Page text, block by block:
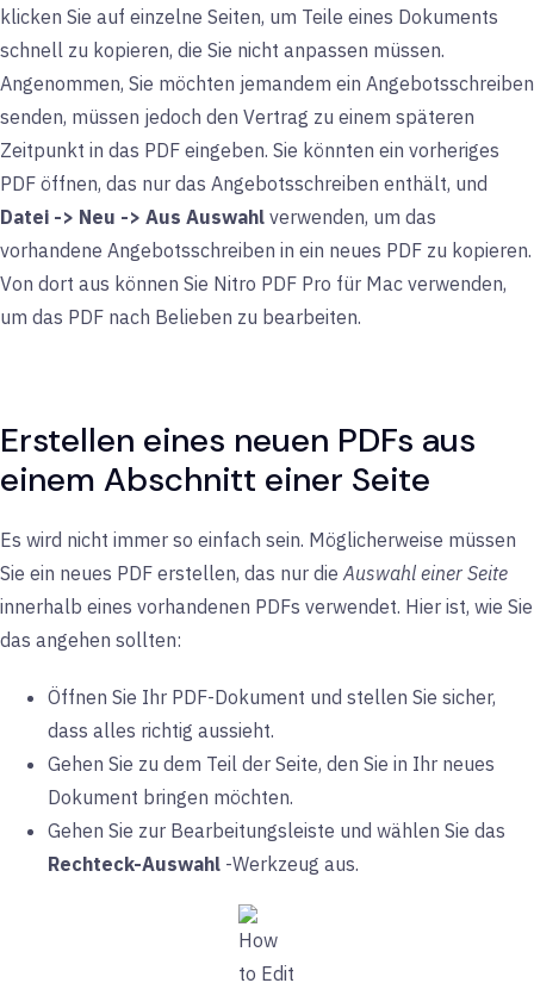
klicken Sie auf einzelne Seiten, um Teile eines Dokuments
schnell zu kopieren, die Sie nicht anpassen müssen.
Angenommen, Sie möchten jemandem ein Angebotsschreiben
senden, müssen jedoch den Vertrag zu einem späteren
Zeitpunkt in das PDF eingeben. Sie könnten ein vorheriges
PDF öffnen, das nur das Angebotsschreiben enthält, und
Datei -> Neu -> Aus Auswahl verwenden, um das
vorhandene Angebotsschreiben in ein neues PDF zu kopieren.
Von dort aus können Sie Nitro PDF Pro für Mac verwenden,
um das PDF nach Belieben zu bearbeiten.
Erstellen eines neuen PDFs aus
einem Abschnitt einer Seite
Es wird nicht immer so einfach sein. Möglicherweise müssen
Sie ein neues PDF erstellen, das nur dieAuswahl einer Seite
innerhalb eines vorhandenen PDFs verwendet. Hier ist, wie Sie
das angehen sollten:
Öffnen Sie Ihr PDF-Dokument und stellen Sie sicher,
dass alles richtig aussieht.
Gehen Sie zu dem Teil der Seite, den Sie in Ihr neues
Dokument bringen möchten.
Gehen Sie zur Bearbeitungsleiste und wählen Sie das
Rechteck-Auswahl -Werkzeug aus.